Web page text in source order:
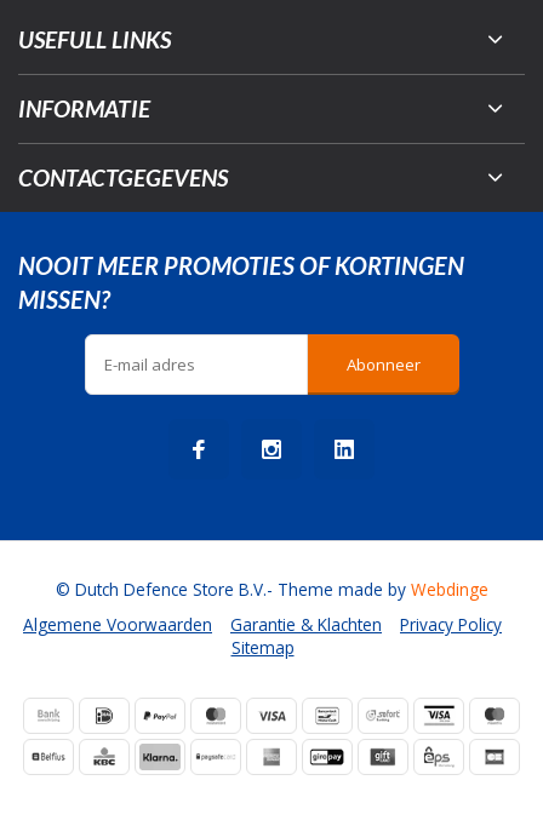
USEFULL LINKS
INFORMATIE
CONTACTGEGEVENS
NOOIT MEER PROMOTIES OF KORTINGEN
MISSEN?
Abonneer
Algemene Voorwaarden Garantie & Klachten
Privacy Policy
Sitemap
© Dutch Defence Store B.V.- Theme made by Webdinge